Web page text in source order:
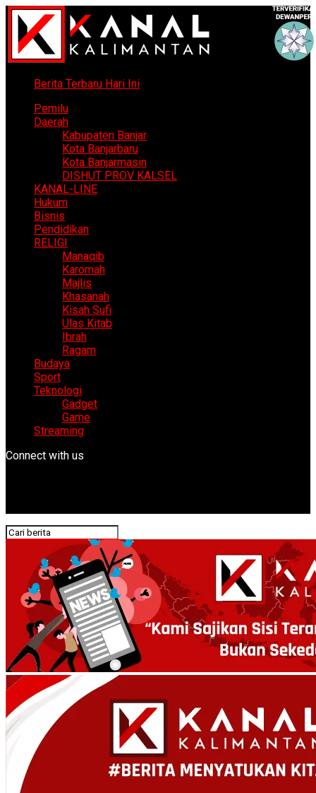
Berita Terbaru Hari Ini
Pemilu
Daerah
Kabupaten Banjar
Kota Banjarbaru
Kota Banjarmasin
DISHUT PROV KALSEL
KANAL-LINE
Hukum
Bisnis
Pendidikan
RELIGI
Manaqib
Karomah
Majlis
Khasanah
Kisah Sufi
Ulas Kitab
Ibrah
Ragam
Budaya
Sport
Teknologi
Gadget
Game
Streaming
Connect with us